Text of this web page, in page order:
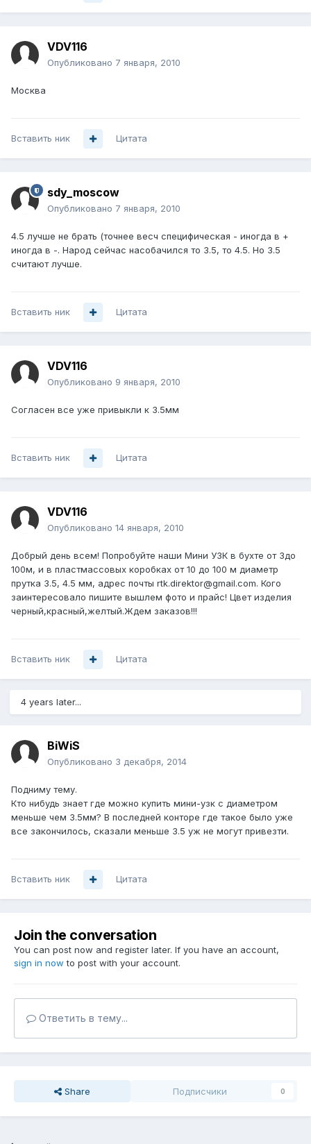
VDV116
Опубликовано 7 января, 2010
Москва
Вставить ник Цитата
sdy_moscow
Опубликовано 7 января, 2010
4.5 лучше не брать (точнее весч специфическая - иногда в +
иногда в -. Народ сейчас насобачился то 3.5, то 4.5. Но 3.5
считают лучше.
Вставить ник Цитата
VDV116
Опубликовано 9 января, 2010
Согласен все уже привыкли к 3.5мм
Вставить ник Цитата
VDV116
Опубликовано 14 января, 2010
Добрый день всем! Попробуйте наши Мини УЗК в бухте от 3до
100м, и в пластмассовых коробках от 10 до 100 м диаметр
прутка 3.5, 4.5 мм, адрес почты rtk.direktor@gmail.com. Кого
заинтересовало пишите вышлем фото и прайс! Цвет изделия
черный,красный,желтый.Ждем заказов!!!
Вставить ник Цитата
4 years later...
BiWiS
Опубликовано 3 декабря, 2014
Подниму тему.
Кто нибудь знает где можно купить мини-узк с диаметром
меньше чем 3.5мм? В последней конторе где такое было уже
все закончилось, сказали меньше 3.5 уж не могут привезти.
Вставить ник Цитата
Join the conversation
You can post now and register later. If you have an account,
sign in now to post with your account.
Ответить в тему...
Share Подписчики 0